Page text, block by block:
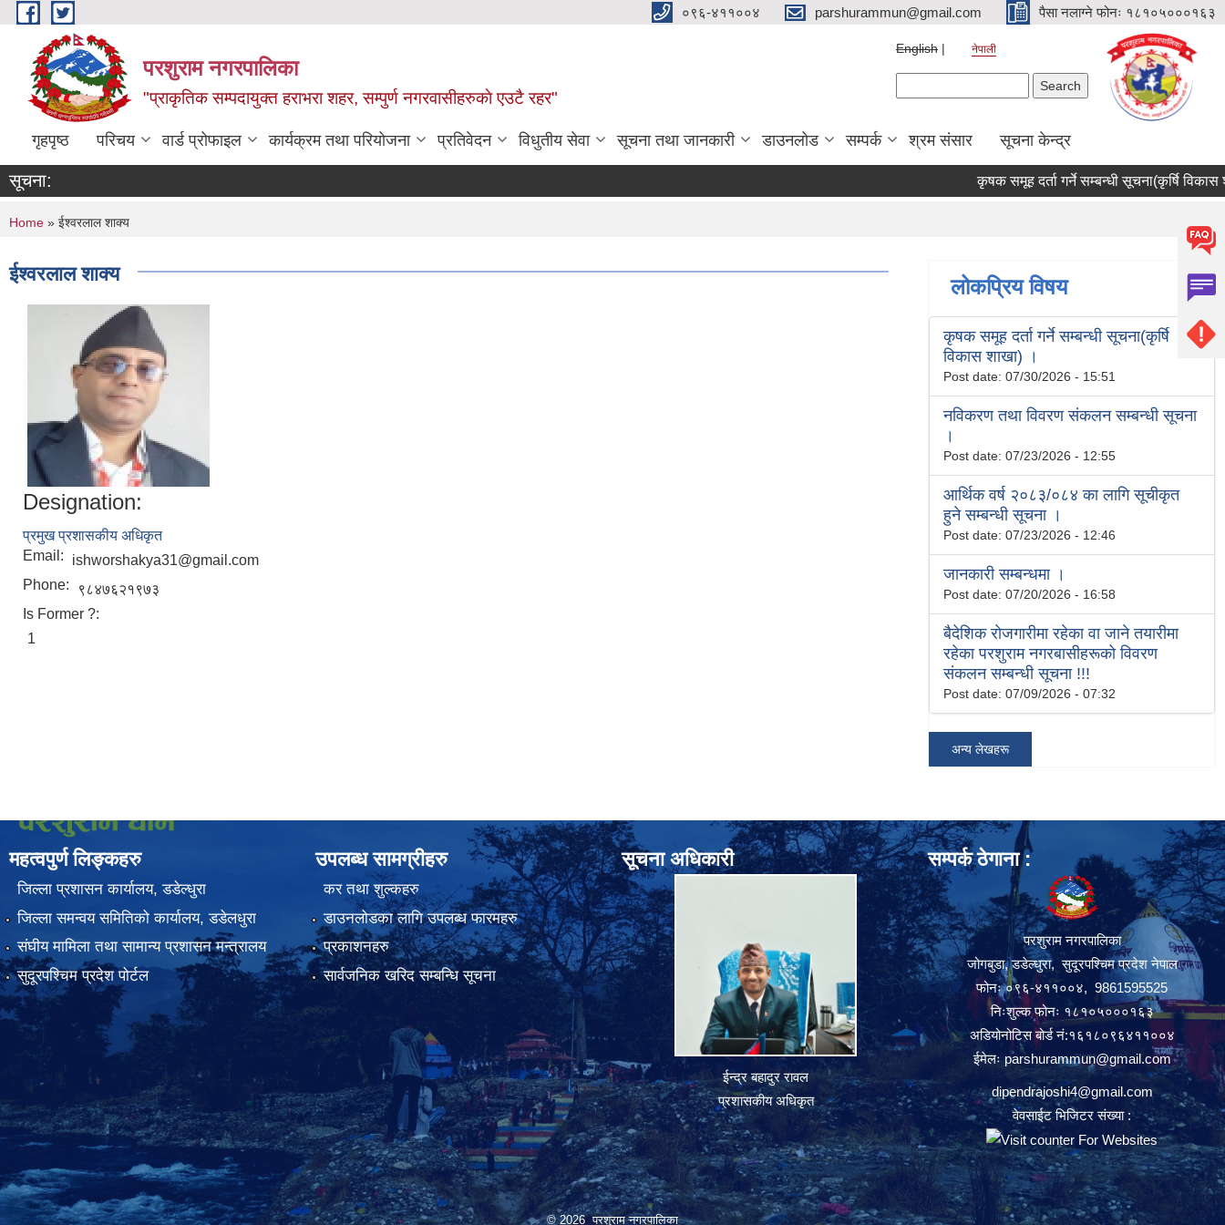
Skip to main content ०९६-४११००४ parshurammun@gmail.com पैसा नलाग्ने फोनः १८१०५०००१६३
परशुराम नगरपालिका
"प्राकृतिक सम्पदायुक्त हराभरा शहर, सम्पुर्ण नगरवासीहरुकाे एउटै रहर"
English नेपाली
गृहपृष्ठ परिचय वार्ड प्रोफाइल कार्यक्रम तथा परियोजना प्रतिवेदन विधुतीय सेवा सूचना तथा जानकारी डाउनलोड सम्पर्क श्रम संसार सूचना केन्द्र
सूचना: कृषक समूह दर्ता गर्ने सम्बन्धी सूचना(कृर्षि विकास
You are here
Home » ईश्वरलाल शाक्य
ईश्वरलाल शाक्य
Designation:
प्रमुख प्रशासकीय अधिकृत
Email:
ishworshakya31@gmail.com
Phone:
९८४७६२१९७३
Is Former ?:
1
लोकप्रिय विषय
कृषक समूह दर्ता गर्ने सम्बन्धी सूचना(कृर्षि
विकास शाखा) ।
Post date: 07/30/2026 - 15:51
नविकरण तथा विवरण संकलन सम्बन्धी सूचना
।
Post date: 07/23/2026 - 12:55
आर्थिक वर्ष २०८३/०८४ का लागि सूचीकृत
हुने सम्बन्धी सूचना ।
Post date: 07/23/2026 - 12:46
जानकारी सम्बन्धमा ।
Post date: 07/20/2026 - 16:58
बैदेशिक रोजगारीमा रहेका वा जाने तयारीमा
रहेका परशुराम नगरबासीहरूको विवरण
संकलन सम्बन्धी सूचना !!!
Post date: 07/09/2026 - 07:32
अन्य लेखहरू
महत्वपुर्ण लिङ्कहरु
जिल्ला प्रशासन कार्यालय, डडेल्धुरा
जिल्ला समन्वय समितिको कार्यालय, डडेलधुरा
संघीय मामिला तथा सामान्य प्रशासन मन्त्रालय
सुदूरपश्चिम प्रदेश पोर्टल
उपलब्ध सामग्रीहरु
कर तथा शुल्कहरु
डाउनलोडका लागि उपलब्ध फारमहरु
प्रकाशनहरु
सार्वजनिक खरिद सम्बन्धि सूचना
सूचना अधिकारी
ईन्द्र बहादुर रावल
प्रशासकीय अधिकृत
सम्पर्क ठेगाना :
परशुराम नगरपालिका
जोगबुडा, डडेल्धुरा, सुदूरपश्चिम प्रदेश नेपाल
फोनः ०९६-४११००४, 9861595525
निःशुल्क फोनः १८१०५०००१६३
अडियोनोटिस बोर्ड नं:१६१८०९६४११००४
ईमेलः parshurammun@gmail.com
dipendrajoshi4@gmail.com
वेवसाईट भिजिटर संख्या :
© 2026 परशुराम नगरपालिका